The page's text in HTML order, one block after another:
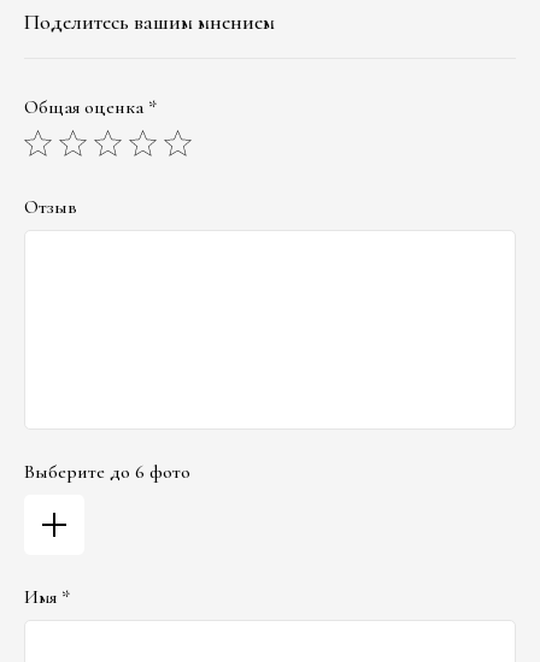
Поделитесь вашим мнением
Общая оценка *
Отзыв
Выберите до 6 фото
Имя *